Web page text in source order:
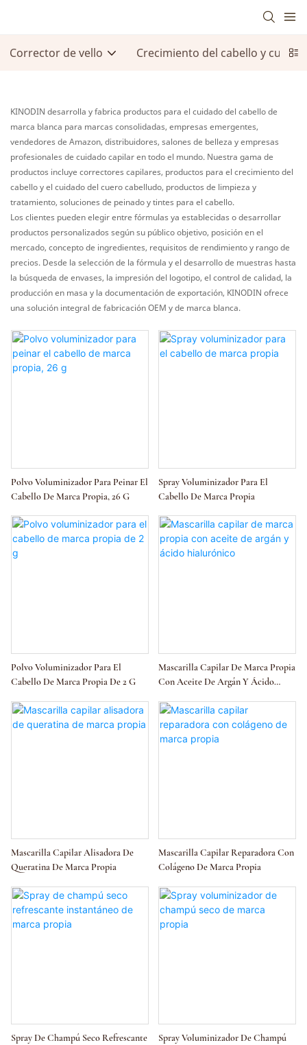
Corrector de vello Crecimiento del cabello y
KINODIN desarrolla y fabrica productos para el cuidado del cabello de
marca blanca para marcas consolidadas, empresas emergentes,
vendedores de Amazon, distribuidores, salones de belleza y empresas
profesionales de cuidado capilar en todo el mundo. Nuestra gama de
productos incluye correctores capilares, productos para el crecimiento del
cabello y el cuidado del cuero cabelludo, productos de limpieza y
tratamiento, soluciones de peinado y tintes para el cabello.
Los clientes pueden elegir entre fórmulas ya establecidas o desarrollar
productos personalizados según su público objetivo, posición en el
mercado, concepto de ingredientes, requisitos de rendimiento y rango de
precios. Desde la selección de la fórmula y el desarrollo de muestras hasta
la búsqueda de envases, la impresión del logotipo, el control de calidad, la
producción en masa y la documentación de exportación, KINODIN ofrece
una solución integral de fabricación OEM y de marca blanca.
Polvo Voluminizador Para Peinar El
Cabello De Marca Propia, 26 G
Spray Voluminizador Para El
Cabello De Marca Propia
Polvo Voluminizador Para El
Cabello De Marca Propia De 2 G
Mascarilla Capilar De Marca Propia
Con Aceite De Argán Y Ácido
Mascarilla Capilar Alisadora De
Queratina De Marca Propia
Mascarilla Capilar Reparadora Con
Colágeno De Marca Propia
Spray De Champú Seco Refrescante
Spray Voluminizador De Champú